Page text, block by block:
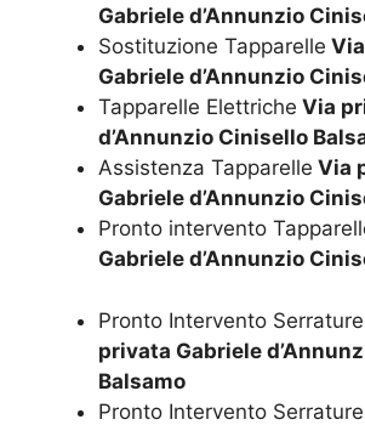
Gabriele d’Annunzio
Sostituzione Tapparelle
Gabriele d’Annunzio
Tapparelle Elettriche Via
d’Annunzio Cinisello
Assistenza Tapparelle Via
Gabriele d’Annunzio
Pronto intervento
Gabriele d’Annunzio
Pronto Intervento
privata Gabriele
Balsamo
Pronto Intervento